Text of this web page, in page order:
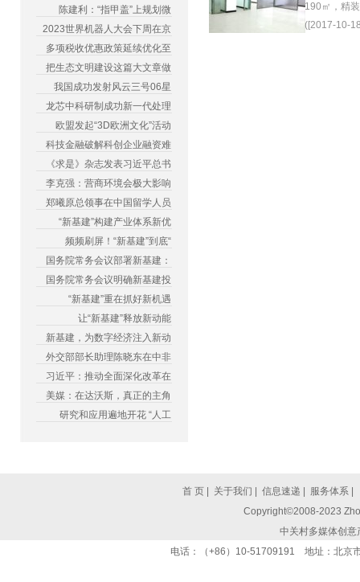
陈建利：“指甲盖”上规划微
2023世界机器人大会下周在京
多项税收优惠政策延续优化至
把生态文明建设这篇大文章做
我国成功发射风云三号06星
龙芯中科研制成功新一代处理
欧盟发起“3D欧洲文化”活动
科技金融破解科创企业融资难
《求是》杂志发表习近平总书
李克强：营商环境会极大影响
郑曦原总领事在中国留学人员
“新基建”构建产业体系新优
频频刷屏！“新基建”到底“
国务院常务会议部署新基建：
国务院常务会议明确新基建投
“新基建”重在抓好新机遇
让“新基建”释放新动能
新基建，为数字经济注入新动
外交部部长助理陈晓东在中非
习近平：推动全面深化改革在
美媒：在达沃斯，真正的主角
研究和应用遍地开花 “人工
190㎡，精
([2017-10-
首 页 关于我们 信息速递 服务体系
Copyright©2008-2023
中关村多媒体创
电话：（+86）10-51709191 地址：北京